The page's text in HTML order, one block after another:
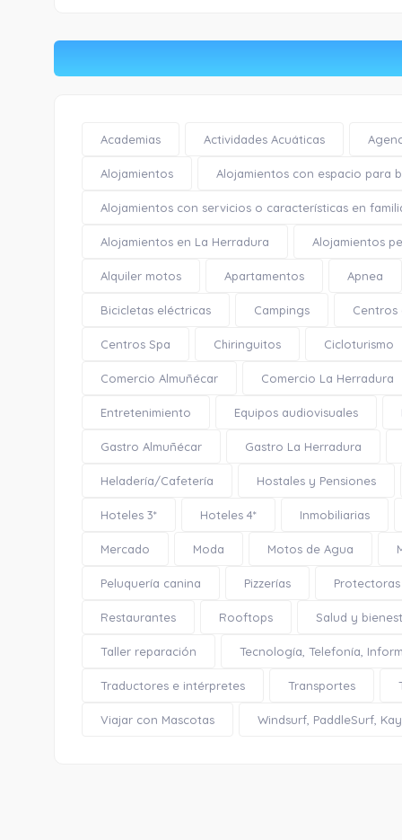
Academias Actividades Acuáticas
Alojamientos Alojamientos con espacio para
Alojamientos con servicios o características en
Alojamientos en La Herradura Alojamientos
Alquiler motos Apartamentos Apnea
Bicicletas eléctricas Campings Centros
Centros Spa Chiringuitos Cicloturismo
Comercio Almuñécar Comercio La Herradura
Entretenimiento Equipos audiovisuales
Gastro Almuñécar Gastro La Herradura
Heladería/Cafetería Hostales y Pensiones
Hoteles 3* Hoteles 4* Inmobiliarias
Mercado Moda Motos de Agua
Peluquería canina Pizzerías
Restaurantes Rooftops Salud y
Taller reparación Tecnología, Telefonía,
Traductores e intérpretes Transportes
Viajar con Mascotas Windsurf, PaddleSurf,